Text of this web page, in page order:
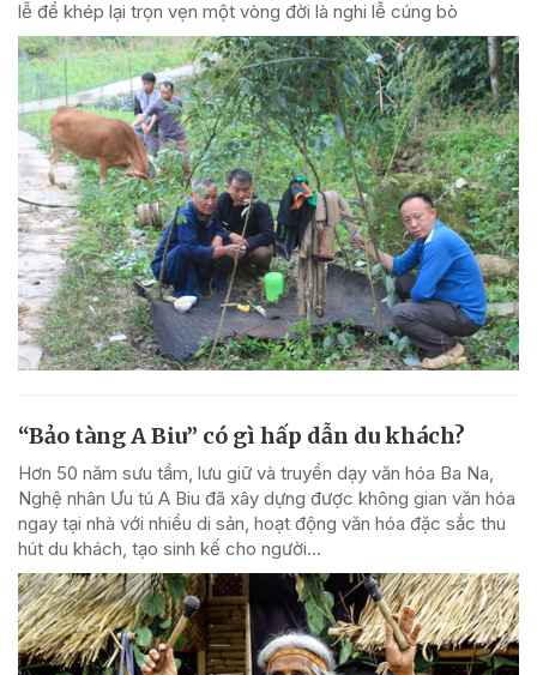
lễ để khép lại trọn vẹn một vòng đời là nghi lễ cúng bò
“Bảo tàng A Biu” có gì hấp dẫn du khách?
Hơn 50 năm sưu tầm, lưu giữ và truyền dạy văn hóa Ba Na,
Nghệ nhân Ưu tú A Biu đã xây dựng được không gian văn hóa
ngay tại nhà với nhiều di sản, hoạt động văn hóa đặc sắc thu
hút du khách, tạo sinh kế cho người...